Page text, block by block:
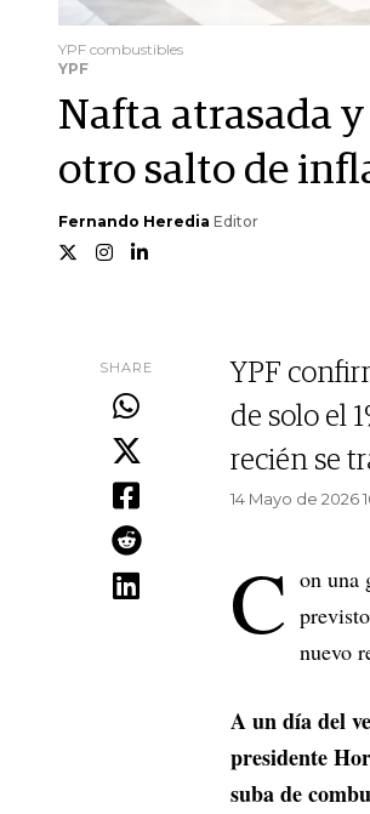
YPF combustibles
YPF
Nafta atrasada
otro salto de
Fernando Heredia Editor
SHARE
YPF
de solo el
recién se
14 Mayo de 2026
C on una
nuevo
A un día del
presidente
suba de